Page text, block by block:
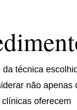
técnica
não apenas
oferecem